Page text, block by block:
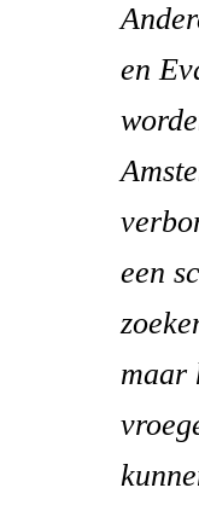
en
een
maar